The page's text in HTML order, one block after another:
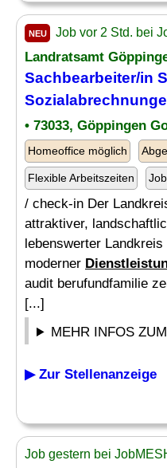
NEU Job vor 2 Std. bei
Landratsamt
Sachbearbeiter/in
• 73033, Göppingen
Homeoffice möglich
Flexible Arbeitszeiten
/ check-in Der
attraktiver,
lebenswerter
moderner
audit berufundfamilie
[...]
MEHR INFOS
▶ Zur Stellenanzeige
Job gestern bei